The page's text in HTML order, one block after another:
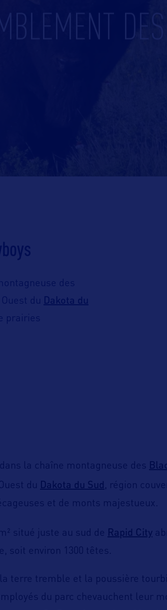
des
du Dakota du
prairies
la chaîne montagneuse des
du Dakota du Sud , région
et de monts majestueux.
situé juste au sud de Rapid City
soit environ 1300 têtes.
la terre tremble et la poussière
du parc chevauchent leur